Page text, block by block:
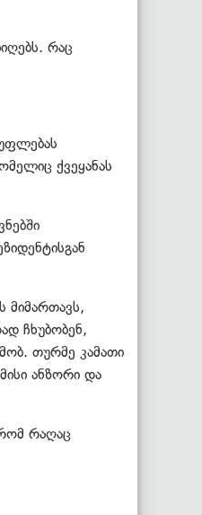
რაც
ქვეყანას
მიმართავს,
ჩხუბობენ,
თურმე კამათი
ანზორი და
რაღაც